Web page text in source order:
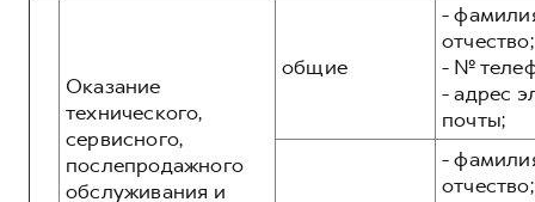
Автомобильные аксессуары
Коллекция CITY
Коллекция Базовая
Коллекция Базовая
Коллекция Детская
Оказание
технического,
сервисного,
послепродажного
обслуживания и
общие
-
отчество;
- №
- адрес
почты;
-
отчество;